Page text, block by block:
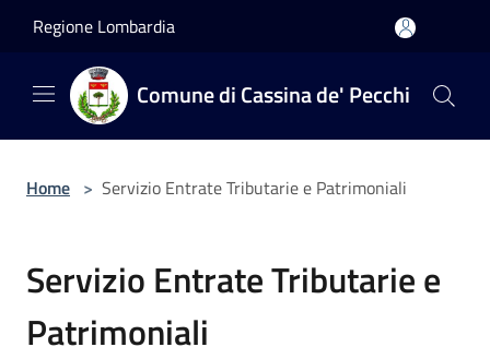
Regione Lombardia
Comune di Cassina de' Pecchi
Home > Servizio Entrate Tributarie e Patrimoniali
Servizio Entrate Tributarie e
Patrimoniali